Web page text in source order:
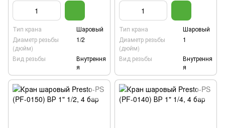
Тип крана
Шаровый
Диаметр резьбы
(дюйм)
1/2
Вид резьбы
Внутрення
я
Тип крана
Шаровый
Диаметр резьбы
(дюйм)
1
Вид резьбы
Внутрення
я